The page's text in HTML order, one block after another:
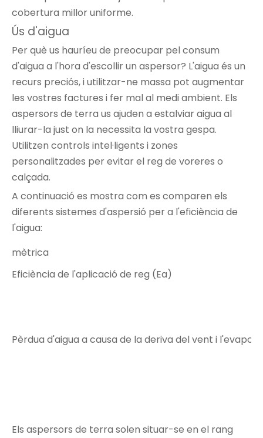
cobertura millor uniforme.
Ús d'aigua
Per què us hauríeu de preocupar pel consum
d'aigua a l'hora d'escollir un aspersor? L'aigua és un
recurs preciós, i utilitzar-ne massa pot augmentar
les vostres factures i fer mal al medi ambient. Els
aspersors de terra us ajuden a estalviar aigua al
lliurar-la just on la necessita la vostra gespa.
Utilitzen controls intel·ligents i zones
personalitzades per evitar el reg de voreres o
calçada.
A continuació es mostra com es comparen els
diferents sistemes d'aspersió per a l'eficiència de
l'aigua:
mètrica
Eficiència de l'aplicació de reg (Ea)
Pèrdua d'aigua a causa de la deriva del vent i
Els aspersors de terra solen situar-se en el rang